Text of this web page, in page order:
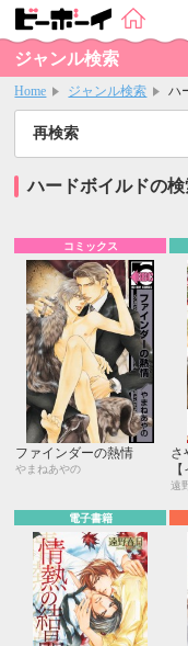
ジャンル検索
Home ジャンル検索 ハ
再検索
ハードボイルドの
コミックス
ファインダーの熱情
やまねあやの
さ
遠
電子書籍